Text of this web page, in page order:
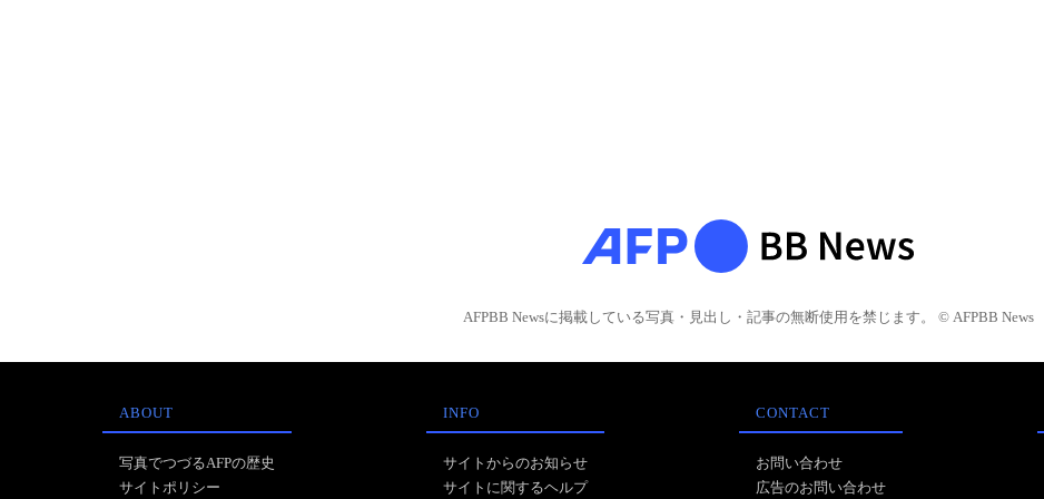
AFPBB Newsに掲載している写真・見出し・記事の無断使用を禁じます。 © AFPBB News
ABOUT
写真でつづるAFPの歴史
サイトポリシー
INFO
サイトからのお知らせ
サイトに関するヘルプ
CONTACT
お問い合わせ
広告のお問い合わせ